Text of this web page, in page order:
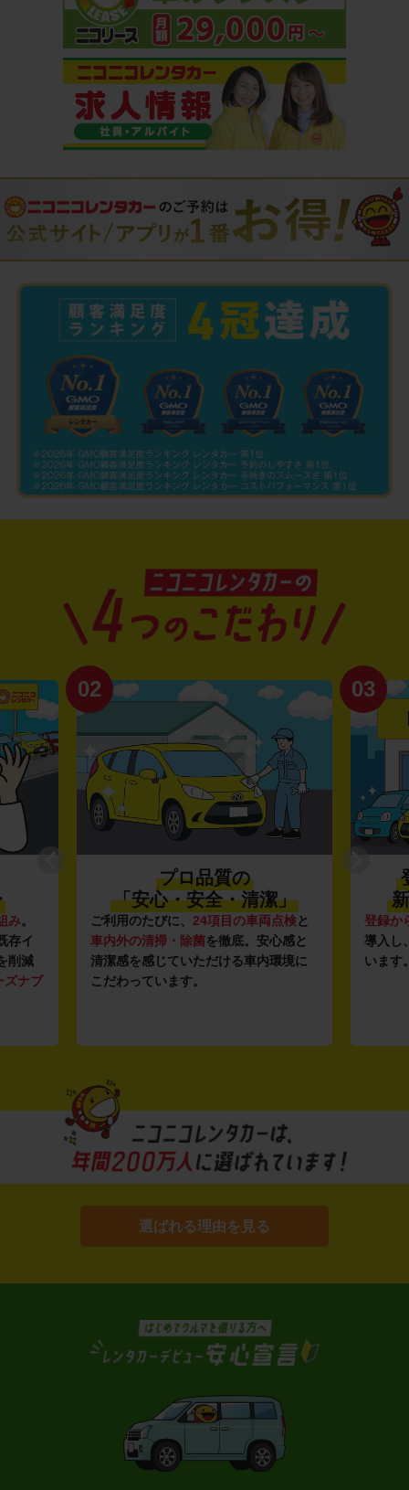
み。
存イ
削減
ズナブ
02
プロ品質の
「安心・安全・清潔」
ご利用のたびに、 24項目の車両点検と
車内外の清掃・除菌を徹底。安心感と
清潔感を感じていただける車内環境に
こだわっています。
03
登録か
導入し
います
選ばれる理由を見る